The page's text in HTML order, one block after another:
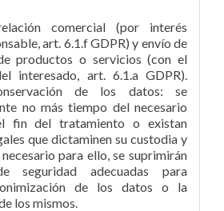
comercial (por interés
art. 6.1.f GDPR) y envío de
productos o servicios (con el
interesado, art. 6.1.a GDPR).
de los datos: se
no más tiempo del necesario
fin del tratamiento o existan
que dictaminen su custodia y
para ello, se suprimirán
seguridad adecuadas para
de los datos o la
los mismos.